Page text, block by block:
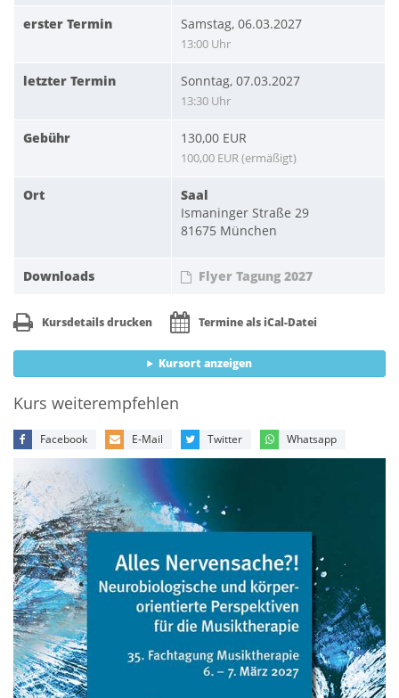
erster Termin Samstag, 06.03.2027
13:00 Uhr
letzter Termin Sonntag, 07.03.2027
13:30 Uhr
Gebühr 130,00 EUR
100,00 EUR (ermäßigt)
Ort
Saal
Ismaninger Straße 29
81675 München
Downloads Flyer Tagung 2027
Kursdetails drucken Termine als iCal-Datei
Kursort anzeigen
Kurs weiterempfehlen
Facebook E-Mail Twitter Whatsapp